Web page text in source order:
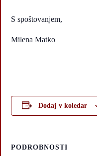
S spoštovanjem,
Milena Matko
Dodaj v koledar
PODROBNOSTI